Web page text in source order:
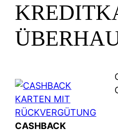
CASHBACK